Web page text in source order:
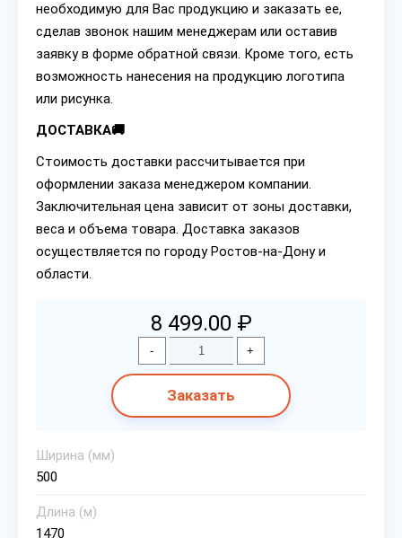
необходимую для Вас продукцию и заказать ее,
сделав звонок нашим менеджерам или оставив
заявку в форме обратной связи. Кроме того, есть
возможность нанесения на продукцию логотипа
или рисунка.
ДОСТАВКА🚚
Стоимость доставки рассчитывается при
оформлении заказа менеджером компании.
Заключительная цена зависит от зоны доставки,
веса и объема товара. Доставка заказов
осуществляется по городу Ростов-на-Дону и
области.
8 499.00 ₽
- +
Заказать
Ширина (мм)
500
Длина (м)
1470